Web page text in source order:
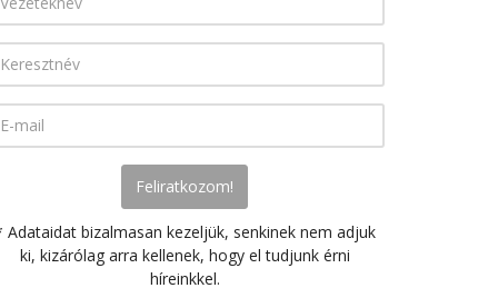
Adataidat bizalmasan kezeljük, senkinek nem adjuk
ki, kizárólag arra kellenek, hogy el tudjunk érni
híreinkkel.